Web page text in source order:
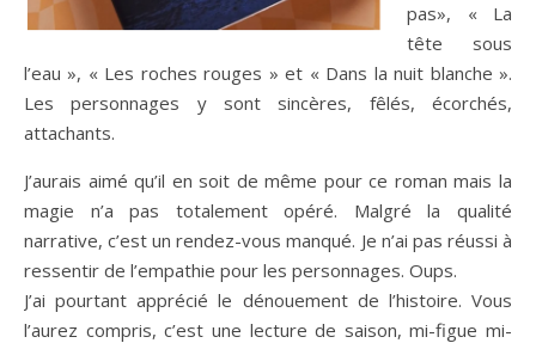
pas», « La
tête sous
l’eau », « Les roches rouges » et « Dans la nuit blanche ».
Les personnages y sont sincères, fêlés, écorchés,
attachants.
J’aurais aimé qu’il en soit de même pour ce roman mais la
magie n’a pas totalement opéré. Malgré la qualité
narrative, c’est un rendez-vous manqué. Je n’ai pas réussi à
ressentir de l’empathie pour les personnages. Oups.
J’ai pourtant apprécié le dénouement de l’histoire. Vous
l’aurez compris, c’est une lecture de saison, mi-figue mi-